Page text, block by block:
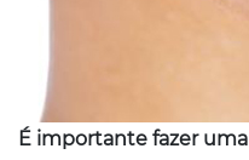
É importante fazer